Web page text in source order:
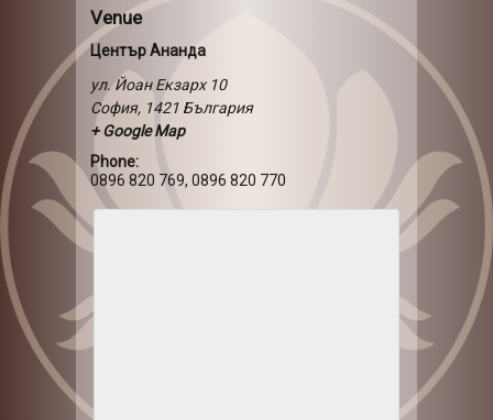
Venue
Център Ананда
ул. Йоан Екзарх 10
София, 1421 България
+ Google Map
Phone:
0896 820 769, 0896 820 770